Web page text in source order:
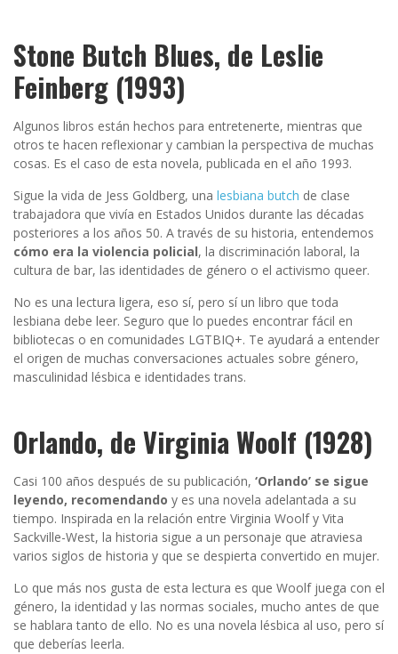
Stone Butch Blues, de Leslie
Feinberg (1993)
Algunos libros están hechos para entretenerte, mientras que
otros te hacen reflexionar y cambian la perspectiva de muchas
cosas. Es el caso de esta novela, publicada en el año 1993.
Sigue la vida de Jess Goldberg, una lesbiana butch de clase
trabajadora que vivía en Estados Unidos durante las décadas
posteriores a los años 50. A través de su historia, entendemos
cómo era la violencia policial, la discriminación laboral, la
cultura de bar, las identidades de género o el activismo queer.
No es una lectura ligera, eso sí, pero sí un libro que toda
lesbiana debe leer. Seguro que lo puedes encontrar fácil en
bibliotecas o en comunidades LGTBIQ+. Te ayudará a entender
el origen de muchas conversaciones actuales sobre género,
masculinidad lésbica e identidades trans.
Orlando, de Virginia Woolf (1928)
Casi 100 años después de su publicación, ‘Orlando’ se sigue
leyendo, recomendando y es una novela adelantada a su
tiempo. Inspirada en la relación entre Virginia Woolf y Vita
Sackville-West, la historia sigue a un personaje que atraviesa
varios siglos de historia y que se despierta convertido en mujer.
Lo que más nos gusta de esta lectura es que Woolf juega con el
género, la identidad y las normas sociales, mucho antes de que
se hablara tanto de ello. No es una novela lésbica al uso, pero sí
que deberías leerla.